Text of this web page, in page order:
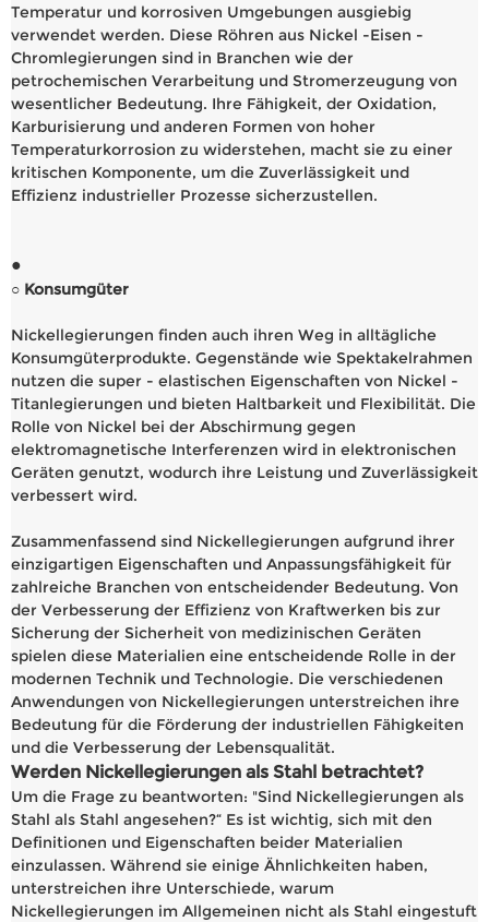
Temperatur und korrosiven Umgebungen ausgiebig
verwendet werden. Diese Röhren aus Nickel -Eisen -
Chromlegierungen sind in Branchen wie der
petrochemischen Verarbeitung und Stromerzeugung von
wesentlicher Bedeutung. Ihre Fähigkeit, der Oxidation,
Karburisierung und anderen Formen von hoher
Temperaturkorrosion zu widerstehen, macht sie zu einer
kritischen Komponente, um die Zuverlässigkeit und
Effizienz industrieller Prozesse sicherzustellen.
●
○ Konsumgüter
Nickellegierungen finden auch ihren Weg in alltägliche
Konsumgüterprodukte. Gegenstände wie Spektakelrahmen
nutzen die super - elastischen Eigenschaften von Nickel -
Titanlegierungen und bieten Haltbarkeit und Flexibilität. Die
Rolle von Nickel bei der Abschirmung gegen
elektromagnetische Interferenzen wird in elektronischen
Geräten genutzt, wodurch ihre Leistung und Zuverlässigkeit
verbessert wird.
Zusammenfassend sind Nickellegierungen aufgrund ihrer
einzigartigen Eigenschaften und Anpassungsfähigkeit für
zahlreiche Branchen von entscheidender Bedeutung. Von
der Verbesserung der Effizienz von Kraftwerken bis zur
Sicherung der Sicherheit von medizinischen Geräten
spielen diese Materialien eine entscheidende Rolle in der
modernen Technik und Technologie. Die verschiedenen
Anwendungen von Nickellegierungen unterstreichen ihre
Bedeutung für die Förderung der industriellen Fähigkeiten
und die Verbesserung der Lebensqualität.
Werden Nickellegierungen als Stahl betrachtet?
Um die Frage zu beantworten: "Sind Nickellegierungen als
Stahl als Stahl angesehen?“ Es ist wichtig, sich mit den
Definitionen und Eigenschaften beider Materialien
einzulassen. Während sie einige Ähnlichkeiten haben,
unterstreichen ihre Unterschiede, warum
Nickellegierungen im Allgemeinen nicht als Stahl eingestuft